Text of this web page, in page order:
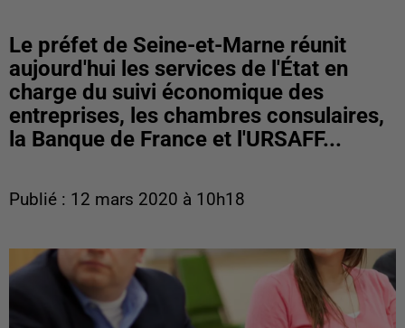
Le préfet de Seine-et-Marne réunit
aujourd'hui les services de l'État en
charge du suivi économique des
entreprises, les chambres consulaires,
la Banque de France et l'URSAFF...
Publié : 12 mars 2020 à 10h18